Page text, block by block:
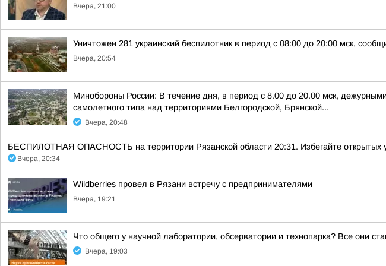
Вчера, 21:00
Уничтожен 281 украинский беспилотник в период с 08:00 до 20:00 мск,
Вчера, 20:54
Минобороны России: В течение дня, в период с 8.00 до 20.00 мск,
самолетного типа над территориями Белгородской, Брянской...
Вчера, 20:48
БЕСПИЛОТНАЯ ОПАСНОСТЬ на территории Рязанской области 20:31. Избегайте открытых
Вчера, 20:34
Wildberries провел в Рязани встречу с предпринимателями
Вчера, 19:21
Что общего у научной лаборатории, обсерватории и технопарка? Все они
Вчера, 19:03